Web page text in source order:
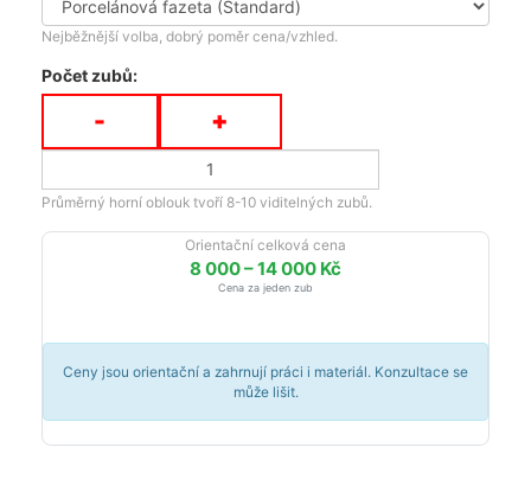
Nejběžnější volba, dobrý poměr cena/vzhled.
Počet zubů:
- +
Průměrný horní oblouk tvoří 8-10 viditelných zubů.
Orientační celková cena
8 000 – 14 000 Kč
Cena za jeden zub
Ceny jsou orientační a zahrnují práci i materiál. Konzultace se
může lišit.